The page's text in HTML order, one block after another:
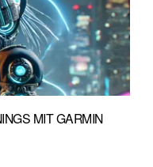
MIT GARMIN